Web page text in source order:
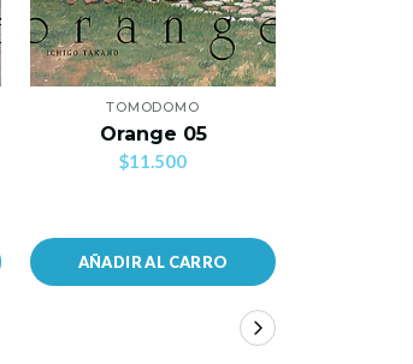
TOMODOMO
Orange 05
$11.500
AÑADIR AL CARRO